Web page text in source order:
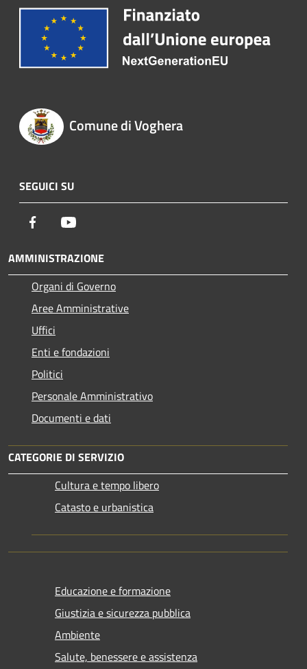
Comune di Voghera
SEGUICI SU
Facebook
AMMINISTRAZIONE
Organi di Governo
Aree Amministrative
Uffici
Enti e fondazioni
Politici
Personale Amministrativo
Documenti e dati
CATEGORIE DI SERVIZIO
Cultura e tempo libero
Catasto e urbanistica
Educazione e formazione
Giustizia e sicurezza pubblica
Ambiente
Salute, benessere e assistenza